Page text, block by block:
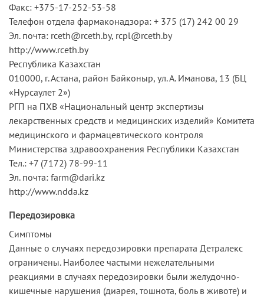
Факс: +375-17-252-53-58
Телефон отдела фармаконадзора: + 375 (17) 242 00 29
Эл. почта: rceth@rceth.by, rcpl@rceth.by
http://www.rceth.by
Республика Казахстан
010000, г. Астана, район Байконыр, ул. А. Иманова, 13 (БЦ
«Нурсаулет 2»)
РГП на ПХВ «Национальный центр экспертизы
лекарственных средств и медицинских изделий» Комитета
медицинского и фармацевтического контроля
Министерства здравоохранения Республики Казахстан
Тел.: +7 (7172) 78-99-11
Эл. почта: farm@dari.kz
http://www.ndda.kz
Передозировка
Симптомы
Данные о случаях передозировки препарата Детралекс
ограничены. Наиболее частыми нежелательными
реакциями в случаях передозировки были желудочно-
кишечные нарушения (диарея, тошнота, боль в животе) и